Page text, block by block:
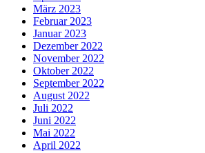
März 2023
Februar 2023
Januar 2023
Dezember 2022
November 2022
Oktober 2022
September 2022
August 2022
Juli 2022
Juni 2022
Mai 2022
April 2022